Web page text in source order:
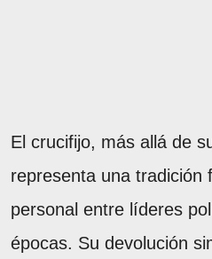
El crucifijo, más allá de
representa una tradición
personal entre líderes
épocas. Su devolución